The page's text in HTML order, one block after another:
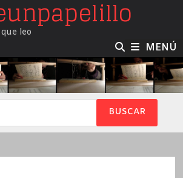
leo
MENÚ